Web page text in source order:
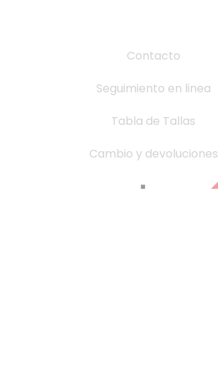
Contacto
Seguimiento en linea
Tabla de Tallas
Cambio y devoluciones